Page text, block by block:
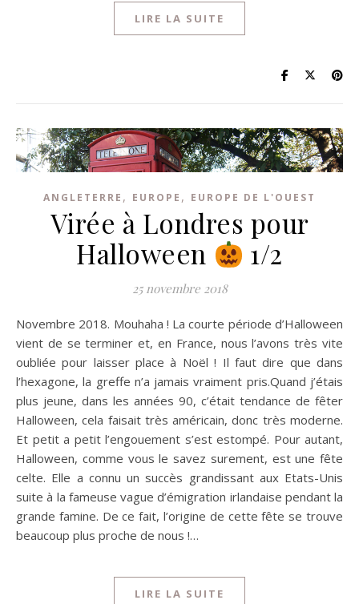
LIRE LA SUITE
ANGLETERRE , EUROPE , EUROPE DE L'OUEST
Virée à Londres pour
Halloween
1/2
25 novembre 2018
Novembre 2018. Mouhaha ! La courte période d’Halloween
vient de se terminer et, en France, nous l’avons très vite
oubliée pour laisser place à Noël ! Il faut dire que dans
l’hexagone, la greffe n’a jamais vraiment pris.Quand j’étais
plus jeune, dans les années 90, c’était tendance de fêter
Halloween, cela faisait très américain, donc très moderne.
Et petit a petit l’engouement s’est estompé. Pour autant,
Halloween, comme vous le savez surement, est une fête
celte. Elle a connu un succès grandissant aux Etats-Unis
suite à la fameuse vague d’émigration irlandaise pendant la
grande famine. De ce fait, l’origine de cette fête se trouve
beaucoup plus proche de nous !…
LIRE LA SUITE